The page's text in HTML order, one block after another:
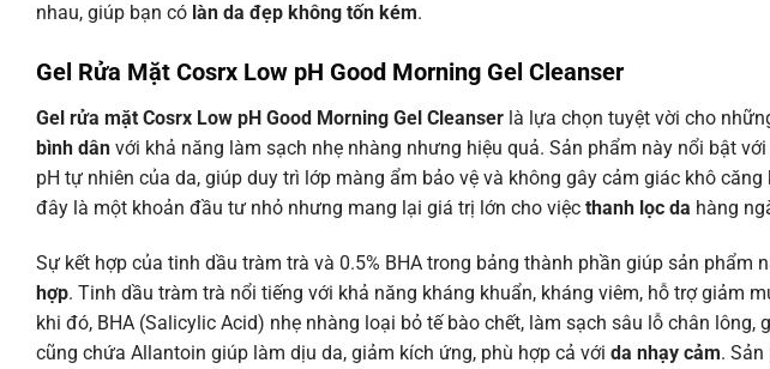
nhau, giúp bạn có làn da đẹp không tốn kém.
Gel Rửa Mặt Cosrx Low pH Good Morning Gel Cleanser
Gel rửa mặt Cosrx Low pH Good Morning Gel Cleanser là lựa chọn tuyệt vời cho
bình dân với khả năng làm sạch nhẹ nhàng nhưng hiệu quả. Sản phẩm này nổi bật
pH tự nhiên của da, giúp duy trì lớp màng ẩm bảo vệ và không gây cảm giác khô
đây là một khoản đầu tư nhỏ nhưng mang lại giá trị lớn cho việc thanh lọc da hàng
Sự kết hợp của tinh dầu tràm trà và 0.5% BHA trong bảng thành phần giúp sản phẩm
hợp. Tinh dầu tràm trà nổi tiếng với khả năng kháng khuẩn, kháng viêm, hỗ trợ giảm
khi đó, BHA (Salicylic Acid) nhẹ nhàng loại bỏ tế bào chết, làm sạch sâu lỗ chân lông,
cũng chứa Allantoin giúp làm dịu da, giảm kích ứng, phù hợp cả với da nhạy cảm.